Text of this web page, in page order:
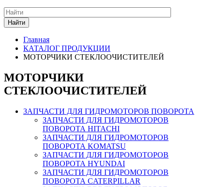
Найти
Главная
КАТАЛОГ ПРОДУКЦИИ
МОТОРЧИКИ СТЕКЛООЧИСТИТЕЛЕЙ
МОТОРЧИКИ
СТЕКЛООЧИСТИТЕЛЕЙ
ЗАПЧАСТИ ДЛЯ ГИДРОМОТОРОВ ПОВОРОТА
ЗАПЧАСТИ ДЛЯ ГИДРОМОТОРОВ
ПОВОРОТА HITACHI
ЗАПЧАСТИ ДЛЯ ГИДРОМОТОРОВ
ПОВОРОТА KOMATSU
ЗАПЧАСТИ ДЛЯ ГИДРОМОТОРОВ
ПОВОРОТА HYUNDAI
ЗАПЧАСТИ ДЛЯ ГИДРОМОТОРОВ
ПОВОРОТА CATERPILLAR